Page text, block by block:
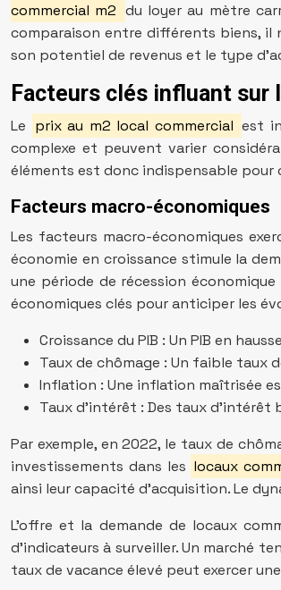
commercial m2 du loyer au mètre
comparaison entre différents biens, il
son potentiel de revenus et le type
Facteurs clés influant sur
Le prix au m2 local commercial est
complexe et peuvent varier
éléments est donc indispensable
Facteurs macro-économiques
Les facteurs macro-économiques
économie en croissance stimule la
une période de récession
économiques clés pour anticiper les
Croissance du PIB : Un PIB en
Taux de chômage : Un faible taux
Inflation : Une inflation maîtrisée
Taux d’intérêt : Des taux
Par exemple, en 2022, le taux de
investissements dans les locaux
ainsi leur capacité d’acquisition. Le
L’offre et la demande de locaux
d’indicateurs à surveiller. Un marché
taux de vacance élevé peut exercer